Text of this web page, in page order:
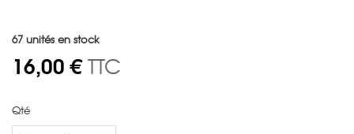
67 unités en stock
16,00 €TTC
Qté